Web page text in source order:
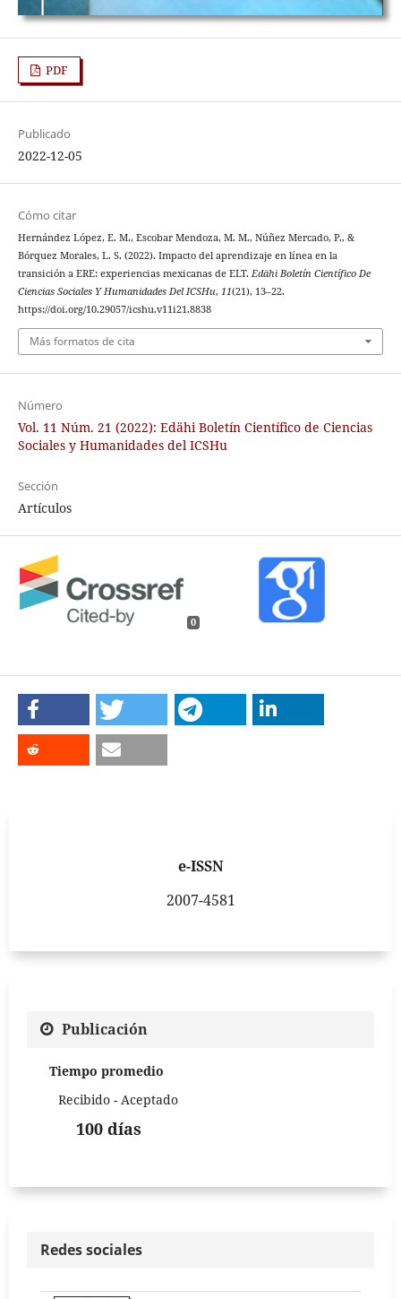
PDF
Publicado
2022-12-05
Cómo citar
Hernández López, E. M., Escobar Mendoza, M. M., Núñez Mercado, P., &
Bórquez Morales, L. S. (2022). Impacto del aprendizaje en línea en la
transición a ERE: experiencias mexicanas de ELT. Edähi Boletín Científico De
Ciencias Sociales Y Humanidades Del ICSHu, 11(21), 13–22.
https://doi.org/10.29057/icshu.v11i21.8838
Más formatos de cita
Número
Vol. 11 Núm. 21 (2022): Edähi Boletín Científico de Ciencias
Sociales y Humanidades del ICSHu
Sección
Artículos
0
e-ISSN
2007-4581
Publicación
Tiempo promedio
Recibido - Aceptado
100 días
Redes sociales